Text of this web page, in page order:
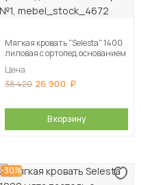
Мягкая кровать "Selesta" 1400
лиловая с ортопед.основанием
Цена
38 420 26 900
В корзину
-30%